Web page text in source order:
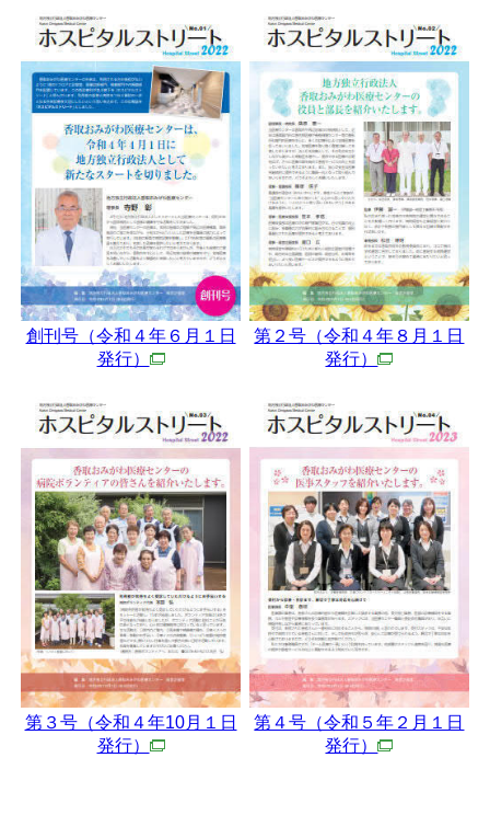
創刊号（令和４年６月１日
発行）
第２号（令和４年８月１日
発行）
第３号（令和４年10月１日
発行）
第４号（令和５年２月１日
発行）